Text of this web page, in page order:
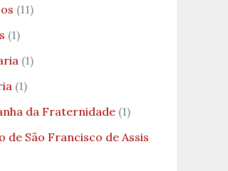
(11)
(1)
(1)
(1)
da Fraternidade (1)
de São Francisco de Assis